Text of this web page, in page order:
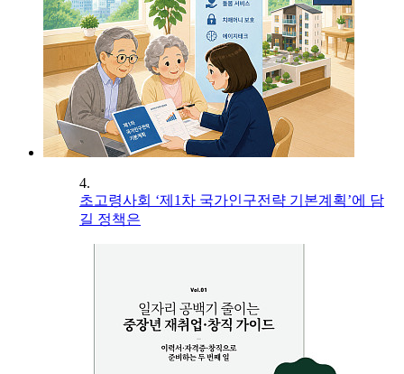
4.
초고령사회 ‘제1차 국가인구전략 기본계획’에 담
길 정책은